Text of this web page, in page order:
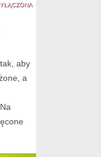
I
EMOCJE
ZDROWIE
GINEKOLOGICZNE
aby
a